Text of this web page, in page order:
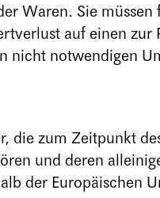
Waren. Sie
auf einen zur
nicht notwendigen
zum Zeitpunkt
und deren
der Europäischen